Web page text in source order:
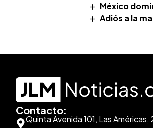
México
Adiós a la
Contacto:
Quinta Avenida 101, Las